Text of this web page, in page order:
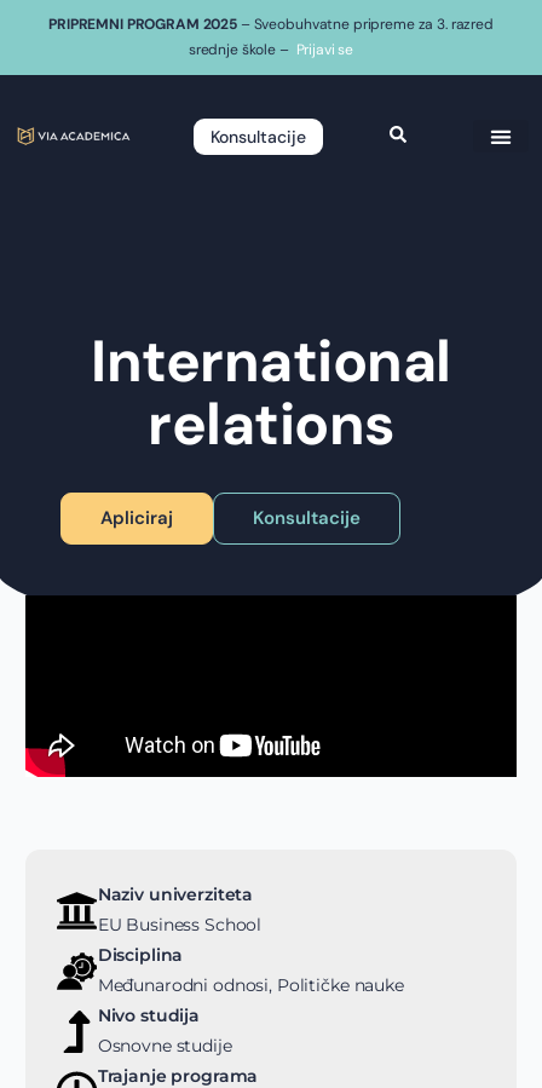
PRIPREMNI PROGRAM 2025 – Sveobuhvatne pripreme za 3. razred
srednje škole – Prijavi se
Konsultacije
International
relations
Apliciraj Konsultacije
Naziv univerziteta
EU Business School
Disciplina
Međunarodni odnosi, Političke nauke
Nivo studija
Osnovne studije
Trajanje programa